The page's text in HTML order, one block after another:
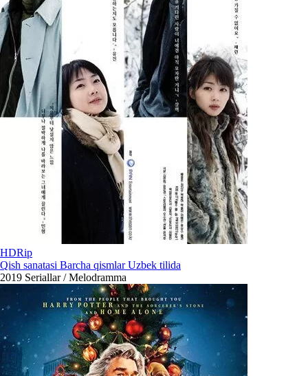
HDRip
Qish sanatasi Barcha qismlar Uzbek tilida
2019 Seriallar / Melodramma